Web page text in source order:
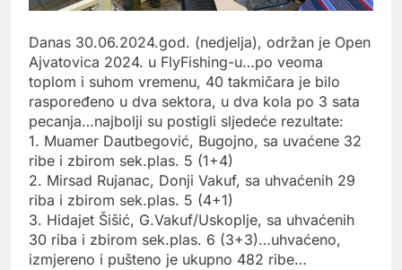
Danas 30.06.2024.god. (nedjelja), održan je Open
Ajvatovica 2024. u FlyFishing-u…po veoma
toplom i suhom vremenu, 40 takmičara je bilo
raspoređeno u dva sektora, u dva kola po 3 sata
pecanja…najbolji su postigli sljedeće rezultate:
1. Muamer Dautbegović, Bugojno, sa uvaćene 32
ribe i zbirom sek.plas. 5 (1+4)
2. Mirsad Rujanac, Donji Vakuf, sa uhvaćenih 29
riba i zbirom sek.plas. 5 (4+1)
3. Hidajet Šišić, G.Vakuf/Uskoplje, sa uhvaćenih
30 riba i zbirom sek.plas. 6 (3+3)…uhvaćeno,
izmjereno i pušteno je ukupno 482 ribe…